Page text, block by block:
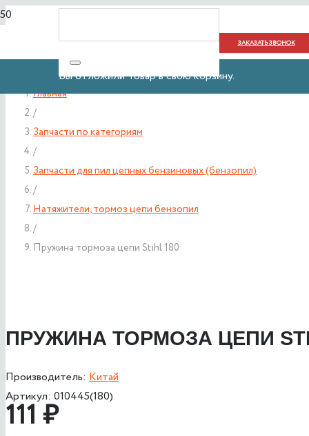
ЗАКАЗАТЬ ЗВОНОК
Вы отложилиТоварв свою корзину.
Главная
/
Запчасти по категориям
/
Запчасти для пил цепных бензиновых (бензопил)
/
Натяжители, тормоз цепи бензопил
/
Пружина тормоза цепи Stihl 180
ПРУЖИНА ТОРМОЗА ЦЕПИ
Производитель: Китай
Артикул: 010445(180)
111 ₽